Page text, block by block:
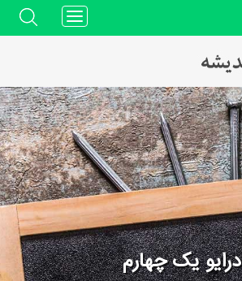
Toggle
navigation
درایو یک چهارم